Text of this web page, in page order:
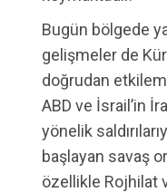
Bugün bölgede
gelişmeler de
doğrudan
ABD ve İsrail’in
yönelik
başlayan savaş
özellikle Rojhilat